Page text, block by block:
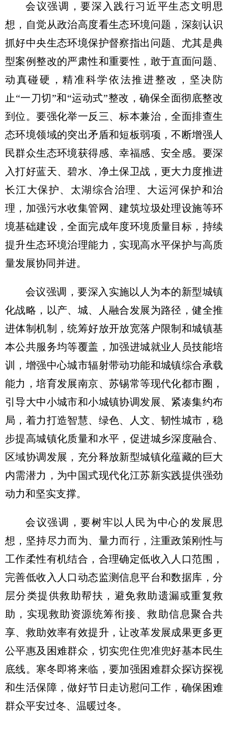
会议强调，要深入践行习近平生态文明思
想，自觉从政治高度看生态环境问题，深刻认识
抓好中央生态环境保护督察指出问题、尤其是典
型案例整改的严肃性和重要性，敢于直面问题、
动真碰硬，精准科学依法推进整改，坚决防
止“一刀切”和“运动式”整改，确保全面彻底整改
到位。要强化举一反三、标本兼治，全面排查生
态环境领域的突出矛盾和短板弱项，不断增强人
民群众生态环境获得感、幸福感、安全感。要深
入打好蓝天、碧水、净土保卫战，更大力度推进
长江大保护、太湖综合治理、大运河保护和治
理，加强污水收集管网、建筑垃圾处理设施等环
境基础建设，全面完成年度环境质量目标，持续
提升生态环境治理能力，实现高水平保护与高质
量发展协同并进。
会议强调，要深入实施以人为本的新型城镇
化战略，以产、城、人融合发展为路径，健全推
进体制机制，统筹好放开放宽落户限制和城镇基
本公共服务均等覆盖，加强进城就业人员技能培
训，增强中心城市辐射带动功能和城镇综合承载
能力，培育发展南京、苏锡常等现代化都市圈，
引导大中小城市和小城镇协调发展、紧凑集约布
局，着力打造智慧、绿色、人文、韧性城市，稳
步提高城镇化质量和水平，促进城乡深度融合、
区域协调发展，充分释放新型城镇化蕴藏的巨大
内需潜力，为中国式现代化江苏新实践提供强劲
动力和坚实支撑。
会议强调，要树牢以人民为中心的发展思
想，坚持尽力而为、量力而行，注重政策刚性与
工作柔性有机结合，合理确定低收入人口范围，
完善低收入人口动态监测信息平台和数据库，分
层分类提供救助帮扶，避免救助遗漏或重复救
助，实现救助资源统筹衔接、救助信息聚合共
享、救助效率有效提升，让改革发展成果更多更
公平惠及困难群众，切实兜住兜准兜好基本民生
底线。寒冬即将来临，要加强困难群众探访探视
和生活保障，做好节日走访慰问工作，确保困难
群众平安过冬、温暖过冬。